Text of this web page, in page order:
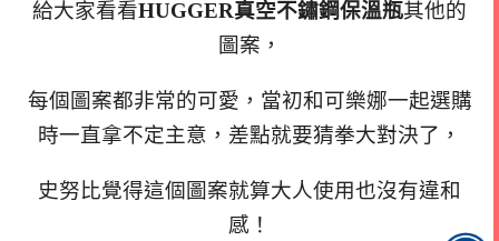
給大家看看HUGGER真空不鏽鋼保溫瓶其他的
圖案，
每個圖案都非常的可愛，當初和可樂娜一起選購
時一直拿不定主意，差點就要猜拳大對決了，
史努比覺得這個圖案就算大人使用也沒有違和
感！